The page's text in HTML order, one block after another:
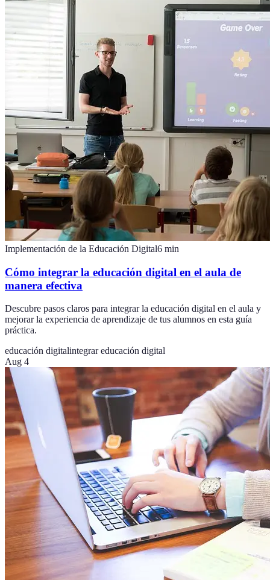
Implementación de la Educación Digital6 min
Cómo integrar la educación digital en el aula de
manera efectiva
Descubre pasos claros para integrar la educación digital en el aula y
mejorar la experiencia de aprendizaje de tus alumnos en esta guía
práctica.
educación digitalintegrar educación digital
Aug 4